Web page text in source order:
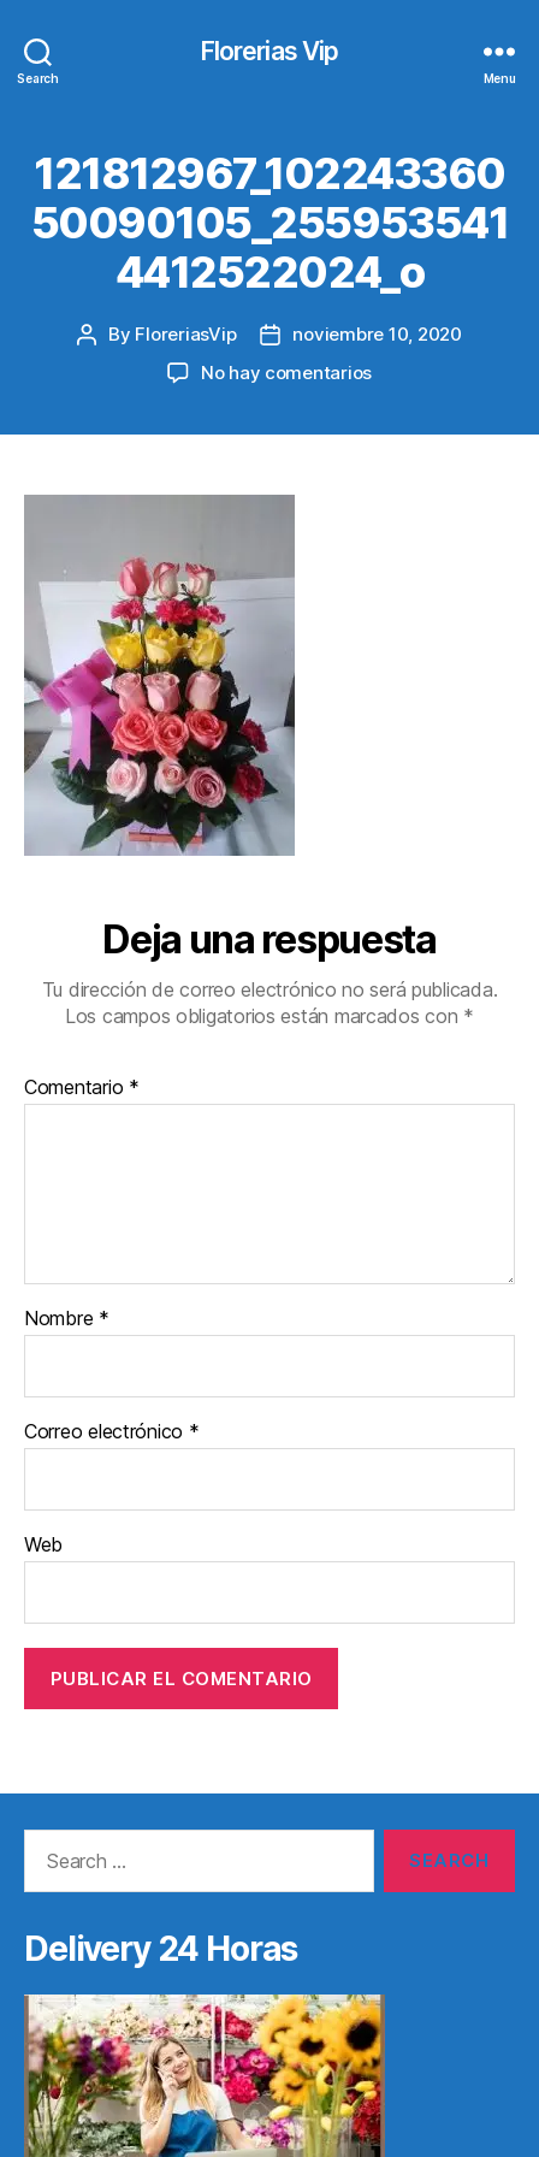
Search
Florerias Vip
Menu
121812967_102243360
50090105_255953541
4412522024_o
Post
By FloreriasVip
Postnoviembre 10, 2020
No hay comentariosen
Deja una respuesta
Tu dirección de correo electrónico no será publicada.
Los campos obligatorios están marcados con *
Comentario *
Nombre *
Correo electrónico *
Web
Delivery 24 Horas